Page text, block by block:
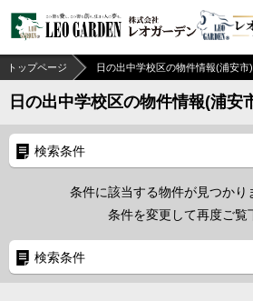
トップページ 日の出中学校区の物件情報(浦安市)
日の出中学校区の物件情報(浦安
検索条件
条件に該当する物件が見つかり
条件を変更して再度ご覧
検索条件